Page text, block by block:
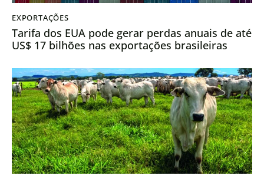
EXPORTAÇÕES
Tarifa dos EUA pode gerar perdas anuais de até
US$ 17 bilhões nas exportações brasileiras